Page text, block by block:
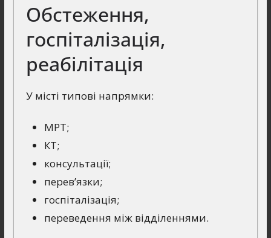
Обстеження,
госпіталізація,
реабілітація
У місті типові напрямки:
МРТ;
КТ;
консультації;
перев’язки;
госпіталізація;
переведення між відділеннями.